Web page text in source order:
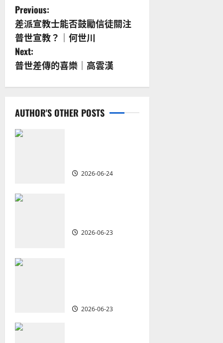
P
o
s
t
n
a
v
a
o
Previous:
差派宣教士能否鼓勵信徒關注
普世宣教？｜何世川
Next:
普世差傳的喜樂｜高雲漢
AUTHOR'S OTHER POSTS
2026-06-24
2026-06-23
2026-06-23